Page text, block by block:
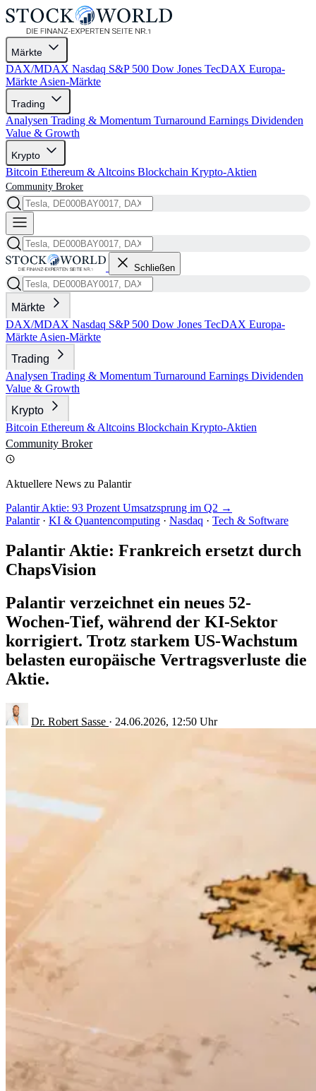
Märkte
DAX/MDAX Nasdaq S&P 500 Dow Jones TecDAX Europa-
Märkte Asien-Märkte
Trading
Analysen Trading & Momentum Turnaround Earnings Dividenden
Value & Growth
Krypto
Bitcoin Ethereum & Altcoins Blockchain Krypto-Aktien
Community Broker
Schließen
Märkte
DAX/MDAX Nasdaq S&P 500 Dow Jones TecDAX Europa-
Märkte Asien-Märkte
Trading
Analysen Trading & Momentum Turnaround Earnings Dividenden
Value & Growth
Krypto
Bitcoin Ethereum & Altcoins Blockchain Krypto-Aktien
Community Broker
Aktuellere News zu Palantir
Palantir Aktie: 93 Prozent Umsatzsprung im Q2 →
Palantir · KI & Quantencomputing · Nasdaq · Tech & Software
Palantir Aktie: Frankreich ersetzt durch
ChapsVision
Palantir verzeichnet ein neues 52-
Wochen-Tief, während der KI-Sektor
korrigiert. Trotz starkem US-Wachstum
belasten europäische Vertragsverluste die
Aktie.
Dr. Robert Sasse · 24.06.2026, 12:50 Uhr